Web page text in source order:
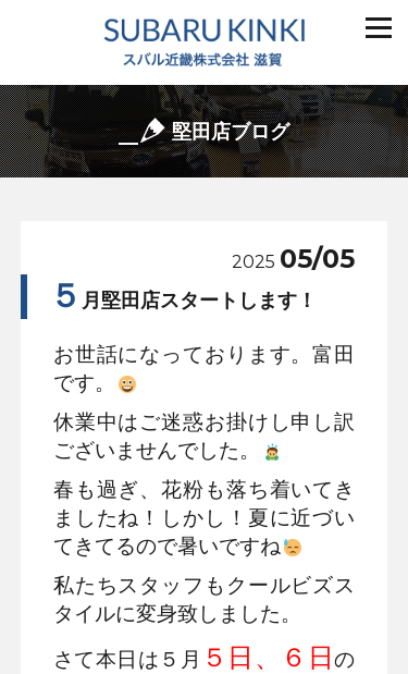
堅田店ブログ
2025 05/05
５ 月堅田店スタートします！
お世話になっております。富田
です。
休業中はご迷惑お掛けし申し訳
ございませんでした。
春も過ぎ、花粉も落ち着いてき
ましたね！しかし！夏に近づい
てきてるので暑いですね
私たちスタッフもクールビズス
タイルに変身致しました。
さて本日は５月 ５日、６日の